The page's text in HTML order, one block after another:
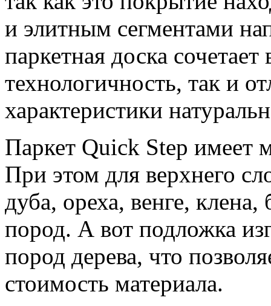
и элитным сегментами
паркетная доска
технологичность, так и
характеристики
Паркет Quick Step имеет
При этом для верхнего
дуба, ореха, венге,
пород. А вот подложка
пород дерева, что
стоимость материала.